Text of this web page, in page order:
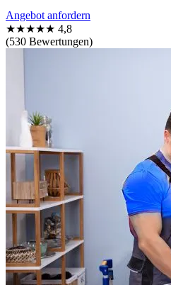
Angebot anfordern
★★★★★ 4,8
(530 Bewertungen)